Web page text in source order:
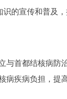
的宣传和普及，
首都结核病防治
病疾病负担，提